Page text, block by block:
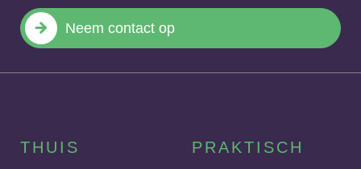
Neem contact op
THUIS PRAKTISCH